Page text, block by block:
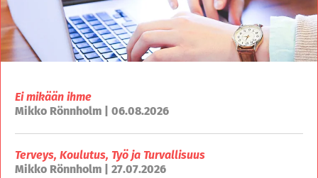
Ei mikään ihme
Mikko Rönnholm | 06.08.2026
Terveys, Koulutus, Työ ja Turvallisuus
Mikko Rönnholm | 27.07.2026